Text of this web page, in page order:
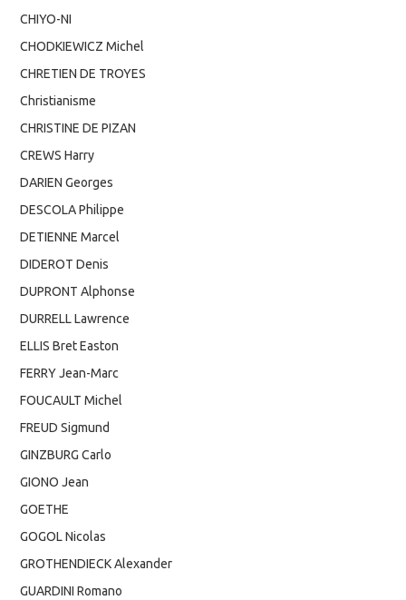
CHIYO-NI
CHODKIEWICZ Michel
CHRETIEN DE TROYES
Christianisme
CHRISTINE DE PIZAN
CREWS Harry
DARIEN Georges
DESCOLA Philippe
DETIENNE Marcel
DIDEROT Denis
DUPRONT Alphonse
DURRELL Lawrence
ELLIS Bret Easton
FERRY Jean-Marc
FOUCAULT Michel
FREUD Sigmund
GINZBURG Carlo
GIONO Jean
GOETHE
GOGOL Nicolas
GROTHENDIECK Alexander
GUARDINI Romano